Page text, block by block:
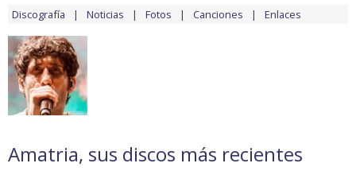
Discografía Noticias Fotos Canciones Enlaces
Amatria, sus discos más recientes